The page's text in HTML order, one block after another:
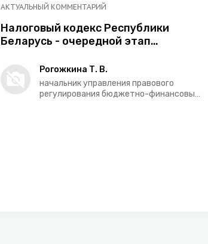
АКТУАЛЬНЫЙ КОММЕНТАРИЙ
Налоговый кодекс Республики
Беларусь - очередной этап
Рогожкина Т. В.
начальник управления правового
регулирования бюджетно-финансовых